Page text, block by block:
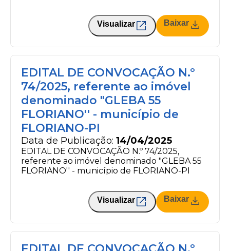
Visualizar Baixar
EDITAL DE CONVOCAÇÃO N.º
74/2025, referente ao imóvel
denominado "GLEBA 55
FLORIANO'' - município de
FLORIANO-PI
Data de Publicação: 14/04/2025
EDITAL DE CONVOCAÇÃO N.º 74/2025,
referente ao imóvel denominado "GLEBA 55
FLORIANO'' - município de FLORIANO-PI
Visualizar Baixar